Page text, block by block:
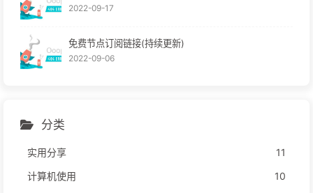
2022-09-17
免费节点订阅链接(持续更新)
2022-09-06
分类
实用分享
11
计算机使用
10